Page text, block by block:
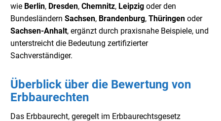
wie Berlin, Dresden, Chemnitz, Leipzig oder den
Bundesländern Sachsen, Brandenburg, Thüringen oder
Sachsen-Anhalt, ergänzt durch praxisnahe Beispiele, und
unterstreicht die Bedeutung zertifizierter
Sachverständiger.
Überblick über die Bewertung von
Erbbaurechten
Das Erbbaurecht, geregelt im Erbbaurechtsgesetz